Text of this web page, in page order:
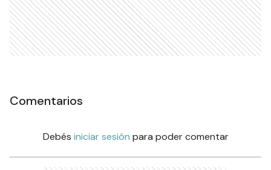
Comentarios
Debés iniciar sesión para poder comentar